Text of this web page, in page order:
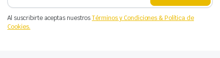
Al suscribirte aceptas nuestrosTérminos y Condiciones & Política de
Cookies.